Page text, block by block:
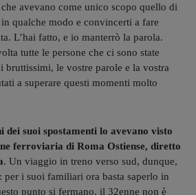
avevano come unico scopo quello di
qualche modo e convincerti a fare
L’hai fatto, e io manterrò la parola.
tutte le persone che ci sono state
le vostre parole e la vostra
a superare questi momenti molto
suoi spostamenti lo avevano visto
ferroviaria di Roma Ostiense, diretto
. Un viaggio in treno verso sud, dunque,
i suoi familiari ora basta saperlo in
punto si fermano, il 32enne non è